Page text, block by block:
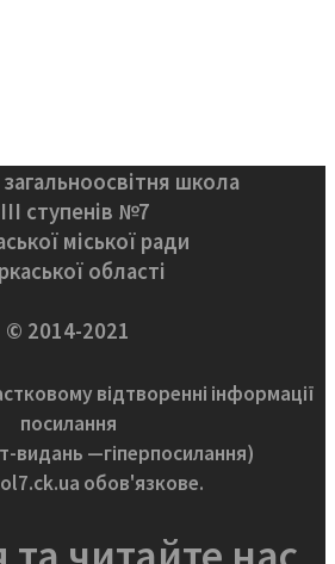
школа
ступенів №7
міської ради
області
© 2014-2021
відтворенні інформації
посилання
видань —гіперпосилання)
обов'язкове.